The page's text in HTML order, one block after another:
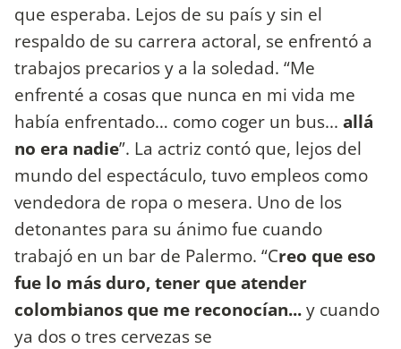
que esperaba. Lejos de su país y sin el
respaldo de su carrera actoral, se enfrentó a
trabajos precarios y a la soledad. “Me
enfrenté a cosas que nunca en mi vida me
había enfrentado… como coger un bus... allá
no era nadie”. La actriz contó que, lejos del
mundo del espectáculo, tuvo empleos como
vendedora de ropa o mesera. Uno de los
detonantes para su ánimo fue cuando
trabajó en un bar de Palermo. “Creo que eso
fue lo más duro, tener que atender
colombianos que me reconocían...y cuando
ya dos o tres cervezas se